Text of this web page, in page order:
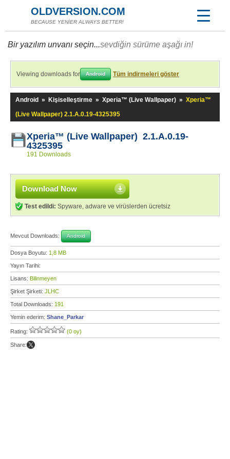
OLDVERSION.COM
BECAUSE YENİER ALWAYS BETTER!
Bir yazılım unvanı seçin...sevdiğin sürüme aşağı in!
Viewing downloads for Android Tüm indirmeleri göster
Android » Kişiselleştirme » Xperia™ (Live Wallpaper) » Xperia™
(Live Wallpaper) 2.1.A.0.19-4325395
Xperia™ (Live Wallpaper) 2.1.A.0.19-
4325395
191 Downloads
Download Now
Test edildi: Spyware, adware ve virüslerden ücretsiz
Mevcut Downloads: Android
Dosya Boyutu: 1,8 MB
Yayın Tarihi:
Lisans: Bilinmeyen
Şirket Şirketi: JLHC
Total Downloads: 191
Yemin ederim: Shane_Parkar
Rating: (0 oy)
Share: